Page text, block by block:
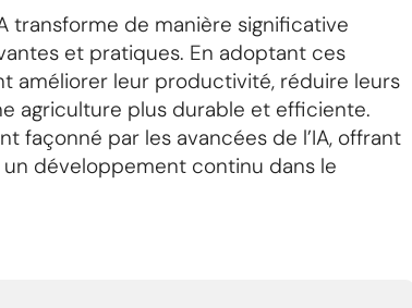
transforme de manière significative
et pratiques. En adoptant ces
améliorer leur productivité, réduire leurs
agriculture plus durable et efficiente.
façonné par les avancées de l’IA, offrant
développement continu dans le